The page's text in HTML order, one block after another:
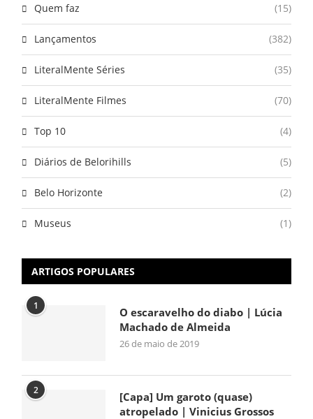
Quem faz (15)
Lançamentos (382)
LiteralMente Séries (35)
LiteralMente Filmes (70)
Top 10 (4)
Diários de Belorihills (5)
Belo Horizonte (2)
Museus (1)
ARTIGOS POPULARES
1
O escaravelho do diabo | Lúcia
Machado de Almeida
26 de maio de 2019
2
[Capa] Um garoto (quase)
atropelado | Vinicius Grossos